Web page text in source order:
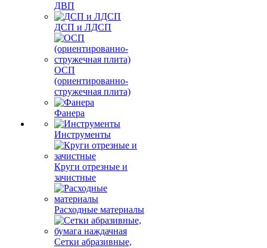
ДВП
ДСП и ЛДСП
ОСП
(ориентированно-
стружечная плита)
Фанера
Инструменты
Круги отрезные и
зачистные
Расходные материалы
Сетки абразивные,